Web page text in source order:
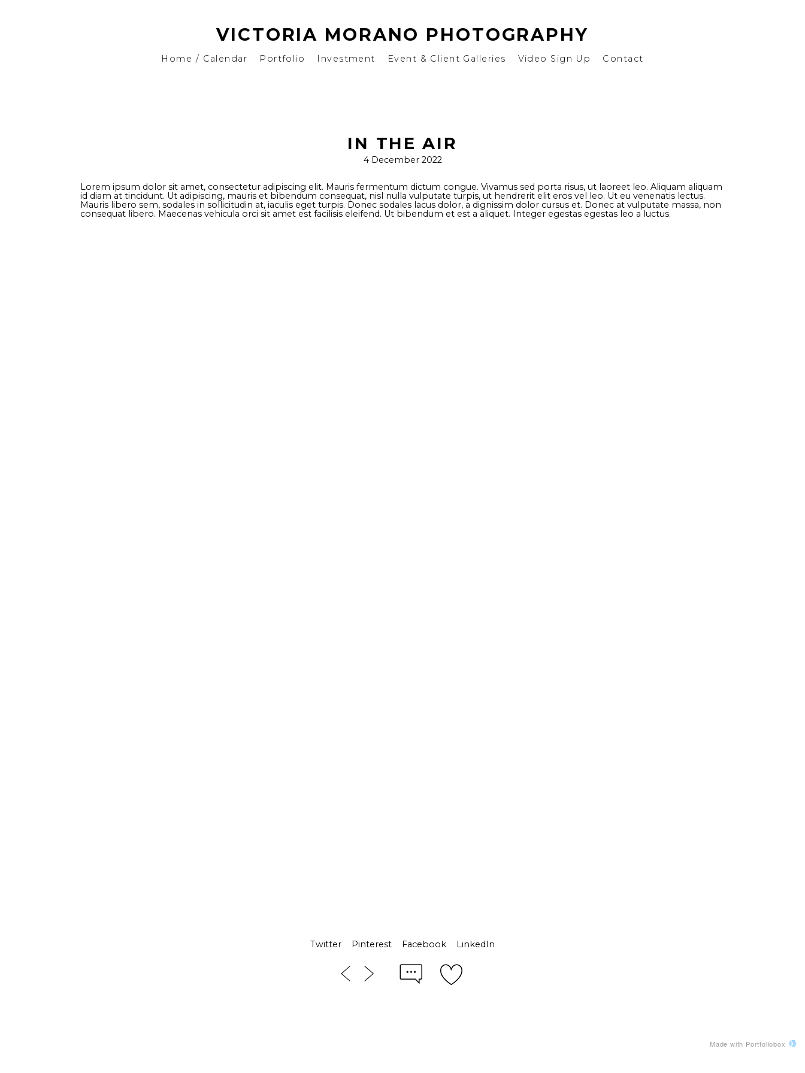
VICTORIA MORANO PHOTOGRAPHY
Home / Calendar Portfolio Investment Event & Client Galleries Video Sign Up Contact
IN THE AIR
4 December 2022
Lorem ipsum dolor sit amet, consectetur adipiscing elit. Mauris fermentum dictum congue. Vivamus sed porta risus, ut laoreet leo. Aliquam aliquam
id diam at tincidunt. Ut adipiscing, mauris et bibendum consequat, nisl nulla vulputate turpis, ut hendrerit elit eros vel leo. Ut eu venenatis lectus.
Mauris libero sem, sodales in sollicitudin at, iaculis eget turpis. Donec sodales lacus dolor, a dignissim dolor cursus et. Donec at vulputate massa, non
consequat libero. Maecenas vehicula orci sit amet est facilisis eleifend. Ut bibendum et est a aliquet. Integer egestas egestas leo a luctus.
Twitter Pinterest Facebook LinkedIn
Made with Portfoliobox